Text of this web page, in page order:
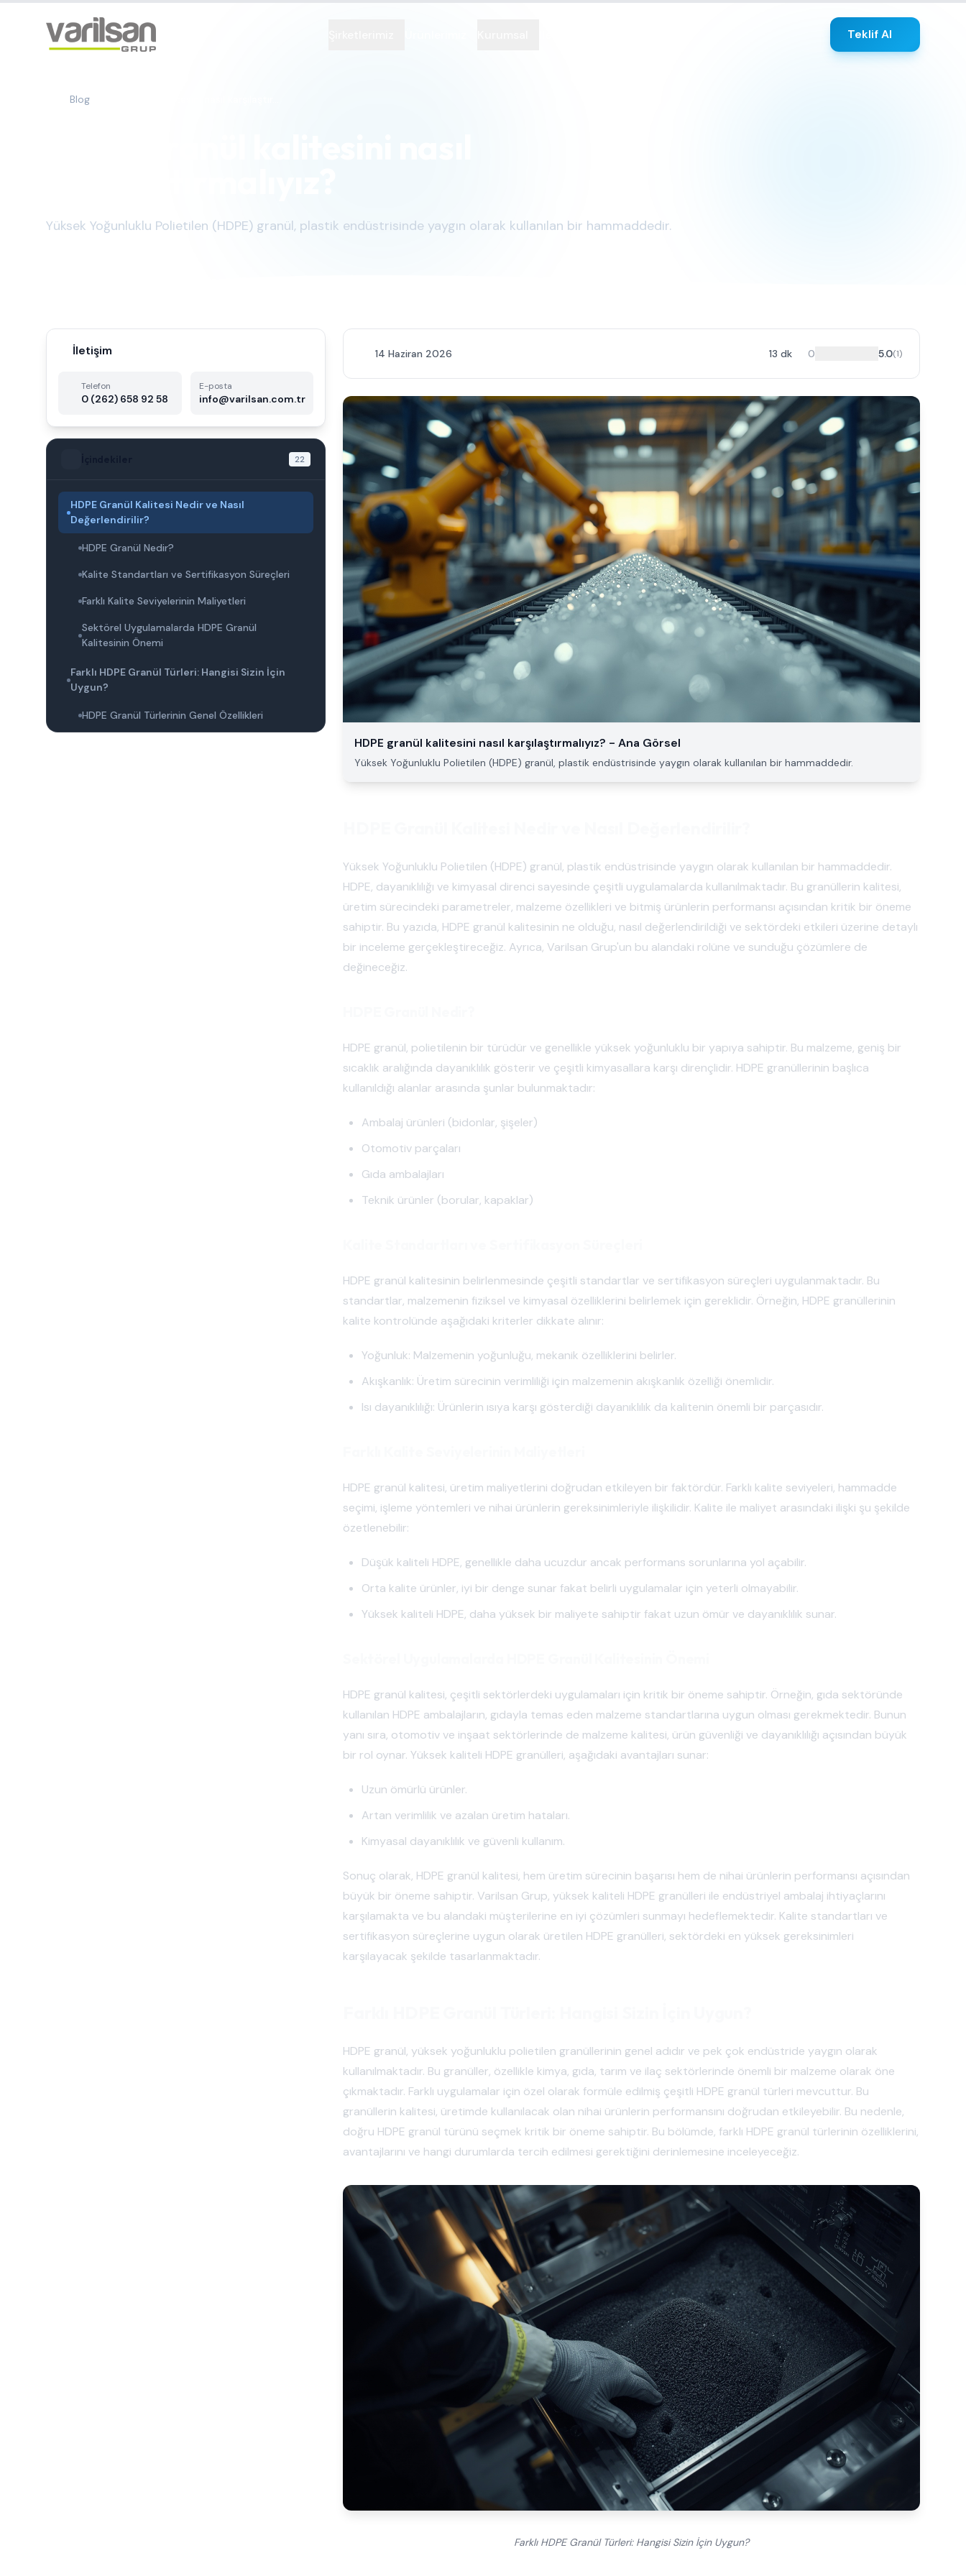
Teklif Al
Blog
Yüksek Yoğunluklu Polietilen (HDPE) granül, plastik endüstrisinde yaygın olarak kullanılan bir hammaddedir.
İletişim
Telefon
0 (262) 658 92 58
E-posta
info@varilsan.com.tr
22
HDPE Granül Kalitesi Nedir ve Nasıl
Değerlendirilir?
HDPE Granül Nedir?
Kalite Standartları ve Sertifikasyon Süreçleri
Farklı Kalite Seviyelerinin Maliyetleri
Sektörel Uygulamalarda HDPE Granül
Kalitesinin Önemi
Farklı HDPE Granül Türleri: Hangisi Sizin İçin
Uygun?
HDPE Granül Türlerinin Genel Özellikleri
14 Haziran 2026 13 dk 0 5.0(1)
HDPE granül kalitesini nasıl karşılaştırmalıyız? - Ana Görsel
Yüksek Yoğunluklu Polietilen (HDPE) granül, plastik endüstrisinde yaygın olarak kullanılan bir hammaddedir.
Yüksek Yoğunluklu Polietilen (HDPE) granül, plastik endüstrisinde yaygın olarak kullanılan bir hammaddedir.
HDPE, dayanıklılığı ve kimyasal direnci sayesinde çeşitli uygulamalarda kullanılmaktadır. Bu granüllerin kalitesi,
üretim sürecindeki parametreler, malzeme özellikleri ve bitmiş ürünlerin performansı açısından kritik bir öneme
sahiptir. Bu yazıda, HDPE granül kalitesinin ne olduğu, nasıl değerlendirildiği ve sektördeki etkileri üzerine detaylı
bir inceleme gerçekleştireceğiz. Ayrıca, Varilsan Grup'un bu alandaki rolüne ve sunduğu çözümlere de
değineceğiz.
HDPE granül, polietilenin bir türüdür ve genellikle yüksek yoğunluklu bir yapıya sahiptir. Bu malzeme, geniş bir
sıcaklık aralığında dayanıklılık gösterir ve çeşitli kimyasallara karşı dirençlidir. HDPE granüllerinin başlıca
kullanıldığı alanlar arasında şunlar bulunmaktadır:
Ambalaj ürünleri (bidonlar, şişeler)
Otomotiv parçaları
Gıda ambalajları
Teknik ürünler (borular, kapaklar)
HDPE granül kalitesinin belirlenmesinde çeşitli standartlar ve sertifikasyon süreçleri uygulanmaktadır. Bu
standartlar, malzemenin fiziksel ve kimyasal özelliklerini belirlemek için gereklidir. Örneğin, HDPE granüllerinin
kalite kontrolünde aşağıdaki kriterler dikkate alınır:
Yoğunluk: Malzemenin yoğunluğu, mekanik özelliklerini belirler.
Akışkanlık: Üretim sürecinin verimliliği için malzemenin akışkanlık özelliği önemlidir.
Isı dayanıklılığı: Ürünlerin ısıya karşı gösterdiği dayanıklılık da kalitenin önemli bir parçasıdır.
HDPE granül kalitesi, üretim maliyetlerini doğrudan etkileyen bir faktördür. Farklı kalite seviyeleri, hammadde
seçimi, işleme yöntemleri ve nihai ürünlerin gereksinimleriyle ilişkilidir. Kalite ile maliyet arasındaki ilişki şu şekilde
özetlenebilir:
Düşük kaliteli HDPE, genellikle daha ucuzdur ancak performans sorunlarına yol açabilir.
Orta kalite ürünler, iyi bir denge sunar fakat belirli uygulamalar için yeterli olmayabilir.
Yüksek kaliteli HDPE, daha yüksek bir maliyete sahiptir fakat uzun ömür ve dayanıklılık sunar.
HDPE granül kalitesi, çeşitli sektörlerdeki uygulamaları için kritik bir öneme sahiptir. Örneğin, gıda sektöründe
kullanılan HDPE ambalajların, gıdayla temas eden malzeme standartlarına uygun olması gerekmektedir. Bunun
yanı sıra, otomotiv ve inşaat sektörlerinde de malzeme kalitesi, ürün güvenliği ve dayanıklılığı açısından büyük
bir rol oynar. Yüksek kaliteli HDPE granülleri, aşağıdaki avantajları sunar:
Uzun ömürlü ürünler.
Artan verimlilik ve azalan üretim hataları.
Kimyasal dayanıklılık ve güvenli kullanım.
Sonuç olarak, HDPE granül kalitesi, hem üretim sürecinin başarısı hem de nihai ürünlerin performansı açısından
büyük bir öneme sahiptir. Varilsan Grup, yüksek kaliteli HDPE granülleri ile endüstriyel ambalaj ihtiyaçlarını
karşılamakta ve bu alandaki müşterilerine en iyi çözümleri sunmayı hedeflemektedir. Kalite standartları ve
sertifikasyon süreçlerine uygun olarak üretilen HDPE granülleri, sektördeki en yüksek gereksinimleri
karşılayacak şekilde tasarlanmaktadır.
HDPE granül, yüksek yoğunluklu polietilen granüllerinin genel adıdır ve pek çok endüstride yaygın olarak
kullanılmaktadır. Bu granüller, özellikle kimya, gıda, tarım ve ilaç sektörlerinde önemli bir malzeme olarak öne
çıkmaktadır. Farklı uygulamalar için özel olarak formüle edilmiş çeşitli HDPE granül türleri mevcuttur. Bu
granüllerin kalitesi, üretimde kullanılacak olan nihai ürünlerin performansını doğrudan etkileyebilir. Bu nedenle,
doğru HDPE granül türünü seçmek kritik bir öneme sahiptir. Bu bölümde, farklı HDPE granül türlerinin özelliklerini,
avantajlarını ve hangi durumlarda tercih edilmesi gerektiğini derinlemesine inceleyeceğiz.
Farklı HDPE Granül Türleri: Hangisi Sizin İçin Uygun?